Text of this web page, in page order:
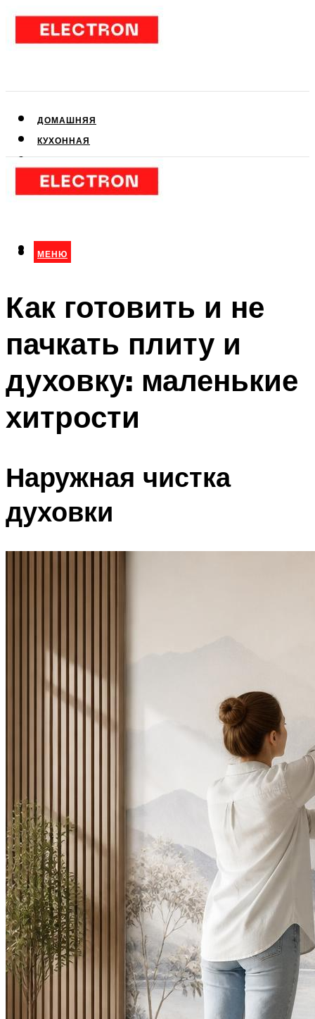
ДОМАШНЯЯ
КУХОННАЯ
КЛИМАТИЧЕСКАЯ
МЕНЮ
МЕНЮ
Как готовить и не
пачкать плиту и
духовку: маленькие
хитрости
Наружная чистка
духовки